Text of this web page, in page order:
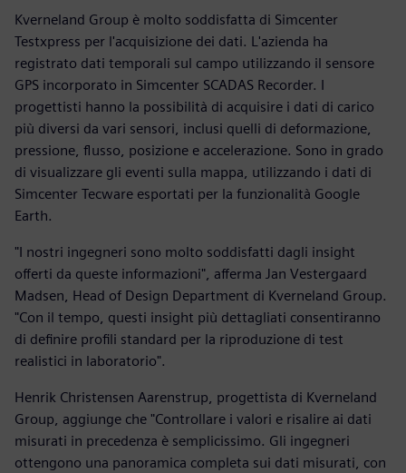
Kverneland Group è molto soddisfatta di Simcenter
Testxpress per l'acquisizione dei dati. L'azienda ha
registrato dati temporali sul campo utilizzando il sensore
GPS incorporato in Simcenter SCADAS Recorder. I
progettisti hanno la possibilità di acquisire i dati di carico
più diversi da vari sensori, inclusi quelli di deformazione,
pressione, flusso, posizione e accelerazione. Sono in grado
di visualizzare gli eventi sulla mappa, utilizzando i dati di
Simcenter Tecware esportati per la funzionalità Google
Earth.
"I nostri ingegneri sono molto soddisfatti dagli insight
offerti da queste informazioni", afferma Jan Vestergaard
Madsen, Head of Design Department di Kverneland Group.
"Con il tempo, questi insight più dettagliati consentiranno
di definire profili standard per la riproduzione di test
realistici in laboratorio".
Henrik Christensen Aarenstrup, progettista di Kverneland
Group, aggiunge che "Controllare i valori e risalire ai dati
misurati in precedenza è semplicissimo. Gli ingegneri
ottengono una panoramica completa sui dati misurati, con